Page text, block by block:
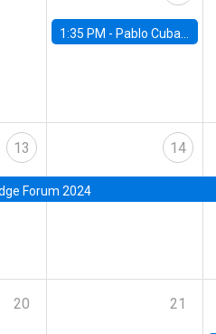
1:35 PM - Pablo Cuba, FED Board
13
Forum 2024
14
20 21